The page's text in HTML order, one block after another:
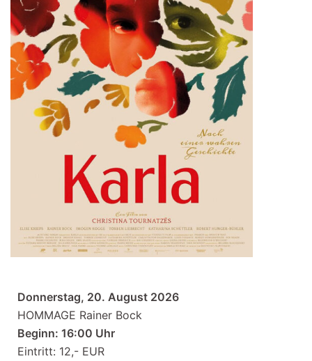
Donnerstag, 20. August 2026
HOMMAGE Rainer Bock
Beginn: 16:00 Uhr
Eintritt: 12,- EUR